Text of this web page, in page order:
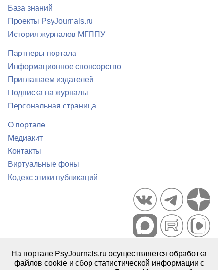
База знаний
Проекты PsyJournals.ru
История журналов МГППУ
Партнеры портала
Информационное спонсорство
Приглашаем издателей
Подписка на журналы
Персональная страница
О портале
Медиакит
Контакты
Виртуальные фоны
Кодекс этики публикаций
Портал психологических изданий PsyJournals.ru, 2007–2026
Правила использования материалов
На портале PsyJournals.ru осуществляется обработка
файлов cookie и сбор статистической информации с